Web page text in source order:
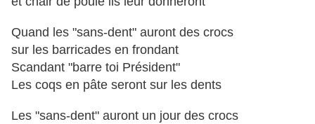
Quand les "sans-dent" auront des crocs
sur les barricades en frondant
Scandant "barre toi Président"
Les coqs en pâte seront sur les dents
Les "sans-dent" auront un jour des crocs